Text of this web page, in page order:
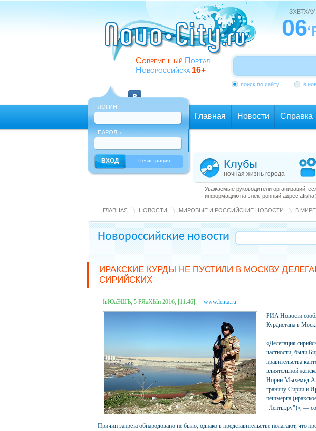
Современный Портал
Новороссийска 16+
ЗХВТХАУ
06
поиск по сайту в
ЛОГИН
ПАРОЛЬ
Регистрация
Главная Новости Справка
Клубы
ночная жизнь города
Уважаемые руководители организаций,
информацию на электронный адрес
ГЛАВНАЯ НОВОСТИ МИРОВЫЕ И РОССИЙСКИЕ НОВОСТИ В МИРЕ
Новороссийские новости
ИРАКСКИЕ КУРДЫ НЕ ПУСТИЛИ В МОСКВУ
СИРИЙСКИХ
ІвЮаЭШЪ, 5 РЯаХЫп 2016, [11:46],
www.lenta.ru
РИА Новости
Курдистана в
«Делегация
частности, были
правительства
влиятельной
Норин Мыхемед
границу Сирии и
пешмерга
"Ленты.ру")», —
Причин запрета обнародовано не было, однако в представительстве полагают, что